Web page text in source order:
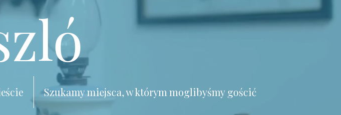
Szukamy miejsca, w którym moglibyśmy gościć